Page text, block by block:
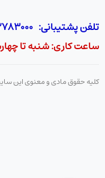
تلفن پشتیبانی: 52783000-021 2605335-0935 5425057-0939 2336217-0910
ساعت کاری: شنبه تا چهارشنبه
کلیه حقوق مادی و معنوی این